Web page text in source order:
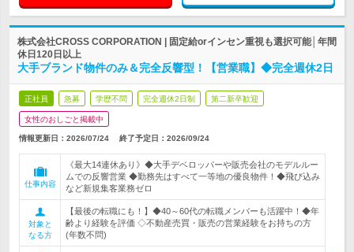
株式会社CROSS CORPORATION | 固定給orインセン重視も選択可能│年間
休日120日以上
大手ブランド物件のみ＆完全反響型！【営業職】◆完全週休2日
正社員 急募 学歴不問 完全週休2日制 第二新卒歓迎
女性のおしごと掲載中
情報更新日：2026/07/24 終了予定日： 2026/09/24
仕事内容
《最大14連休あり》◆大手デベロッパーや販売会社のモデルルー
ムでの反響営業 ◆勤務先はすべて一等地の優良物件！◆飛び込み
など新規集客業務ゼロ
対象と
なる方
【最後の転職にも！】◆40～60代の転職メンバーも活躍中！◆年
齢より経験を評価 ◇不動産売買・販売の営業経験をお持ちの方
(年数不問)